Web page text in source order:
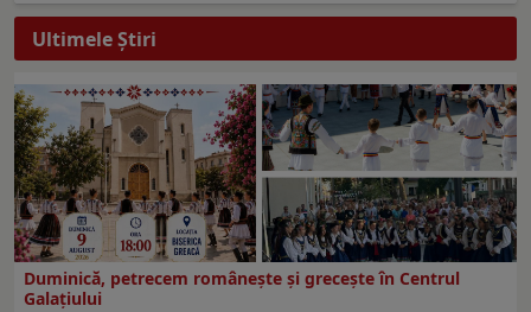
Ultimele Ştiri
Duminică, petrecem româneşte şi greceşte în Centrul
Galaţiului